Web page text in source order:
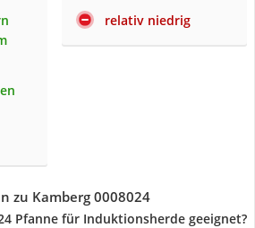
relativ niedrig
zu Kamberg 0008024
Pfanne für Induktionsherde geeignet?